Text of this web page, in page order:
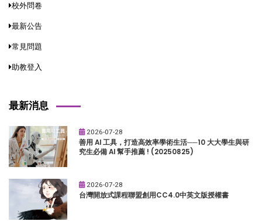
校外問卷
最新公告
常見問題
助教登入
最新消息
2026-07-28
善用 AI 工具，打造高效率學術生活──10 大大學生與研
究生必備 AI 幫手推薦 ! (20250825)
2026-07-28
台灣開放式課程聯盟創用CC4.0中英文版授權書